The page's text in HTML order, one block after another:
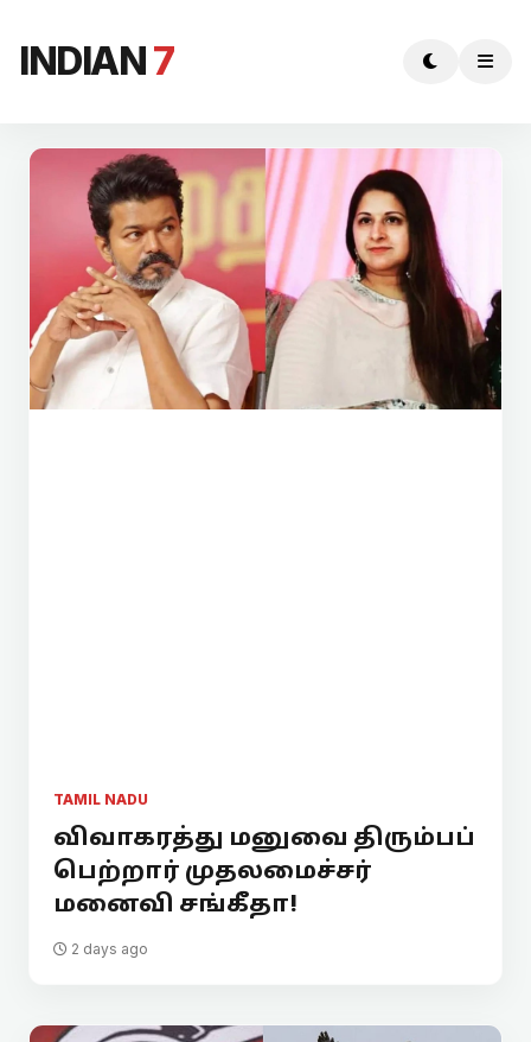
INDIAN7
TAMIL NADU
விவாகரத்து மனுவை திரும்பப்
பெற்றார் முதலமைச்சர்
மனைவி சங்கீதா!
2 days ago